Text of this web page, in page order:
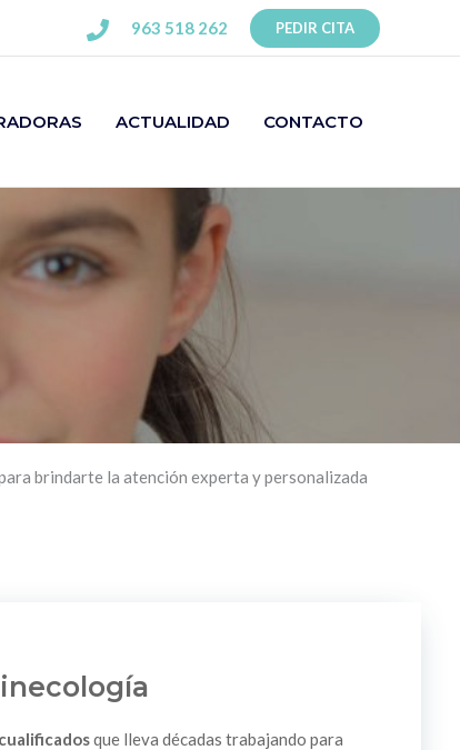
963 518 262 PEDIR CITA
ACTUALIDAD CONTACTO
brindarte la atención experta y personalizada
que lleva décadas trabajando para